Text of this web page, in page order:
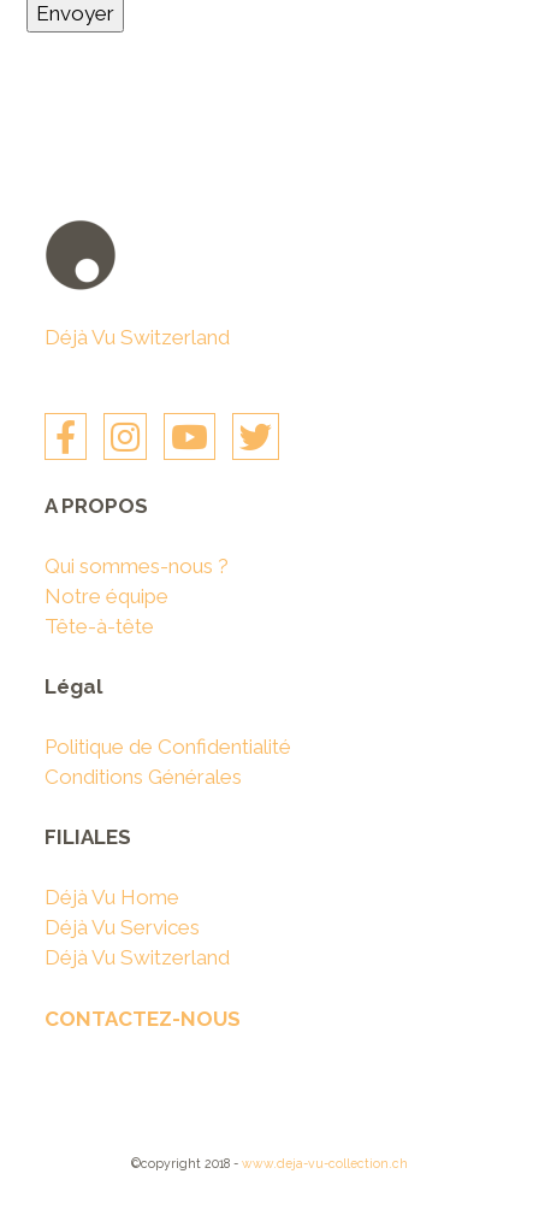
Déjà Vu Switzerland
A PROPOS
Qui sommes-nous ?
Notre équipe
Tête-à-tête
Légal
Politique de Confidentialité
Conditions Générales
FILIALES
Déjà Vu Home
Déjà Vu Services
Déjà Vu Switzerland
CONTACTEZ-NOUS
©copyright 2018 - www.deja-vu-collection.ch